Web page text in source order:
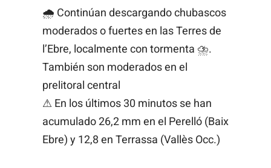
🌧 Continúan descargando chubascos
moderados o fuertes en las Terres de
l’Ebre, localmente con tormenta ⛈.
También son moderados en el
prelitoral central
⚠ En los últimos 30 minutos se han
acumulado 26,2 mm en el Perelló (Baix
Ebre) y 12,8 en Terrassa (Vallès Occ.)